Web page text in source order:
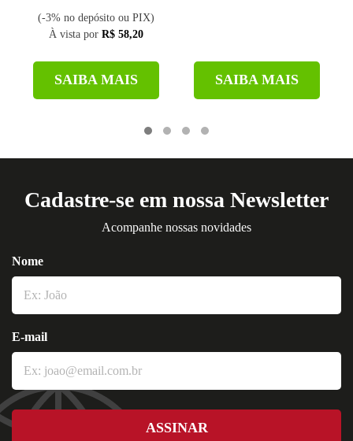
(-3% no depósito ou PIX)
À vista por R$ 58,20
SAIBA MAIS SAIBA MAIS
Cadastre-se em nossa Newsletter
Acompanhe nossas novidades
Nome
E-mail
ASSINAR